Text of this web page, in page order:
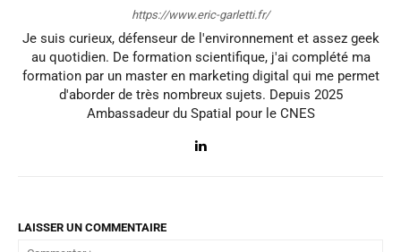
https://www.eric-garletti.fr/
Je suis curieux, défenseur de l'environnement et assez geek
au quotidien. De formation scientifique, j'ai complété ma
formation par un master en marketing digital qui me permet
d'aborder de très nombreux sujets. Depuis 2025
Ambassadeur du Spatial pour le CNES
LAISSER UN COMMENTAIRE